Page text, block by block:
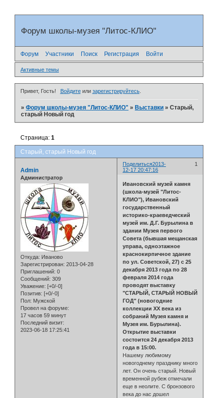
Форум школы-музея "Литос-КЛИО"
Форум Участники Поиск Регистрация Войти
Активные темы
Привет, Гость! Войдитеили зарегистрируйтесь.
»Форум школы-музея "Литос-КЛИО" »Выставки »Старый,
старый Новый год
Старый, старый Новый год
Страница:1
Поделиться 1
2013-
12-17 20:47:16
Admin
Администратор
Откуда: Иваново
Зарегистрирован: 2013-04-28
Приглашений: 0
Сообщений: 309
Уважение: [+0/-0]
Позитив: [+0/-0]
Пол: Мужской
Провел на форуме:
17 часов 59 минут
Последний визит:
2023-06-18 17:25:41
Ивановский музей камня
(школа-музей "Литос-
КЛИО"), Ивановский
государственный
историко-краеведческий
музей им. Д.Г. Бурылина в
здании Музея первого
Совета (бывшая мещанская
управа, одноэтажное
краснокирпичное здание
по ул. Советской, 27) с 25
декабря 2013 года по 28
февраля 2014 года
проводят выставку
"СТАРЫЙ, СТАРЫЙ НОВЫЙ
ГОД" (новогодние
коллекции ХХ века из
собраний Музея камня и
Музея им. Бурылина).
Открытие выставки
состоится 24 декабря 2013
года в 15:00.
Нашему любимому
новогоднему празднику много
лет. Он очень старый. Новый
временной рубеж отмечали
еще в неолите. С бронзового
века до нас дошел